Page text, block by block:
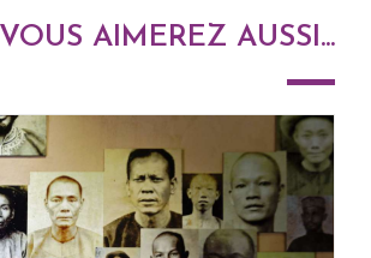
VOUS AIMEREZ AUSSI...